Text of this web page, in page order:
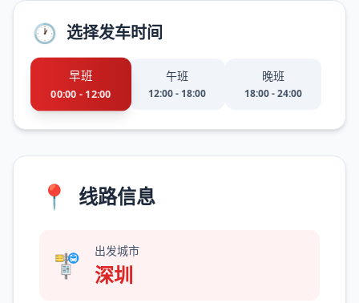
🕐 选择发车时间
早班
00:00 - 12:00
午班
12:00 - 18:00
晚班
18:00 - 24:00
📍 线路信息
🚏 出发城市
深圳